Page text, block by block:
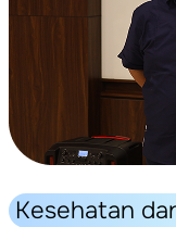
Kesehatan